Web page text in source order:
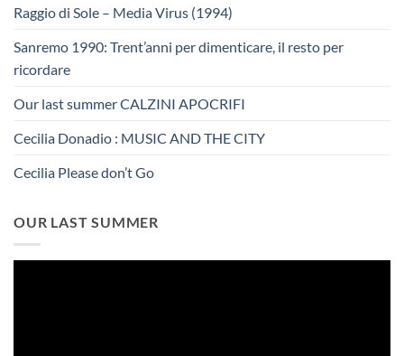
Raggio di Sole – Media Virus (1994)
Sanremo 1990: Trent’anni per dimenticare, il resto per
ricordare
Our last summer CALZINI APOCRIFI
Cecilia Donadio : MUSIC AND THE CITY
Cecilia Please don’t Go
OUR LAST SUMMER